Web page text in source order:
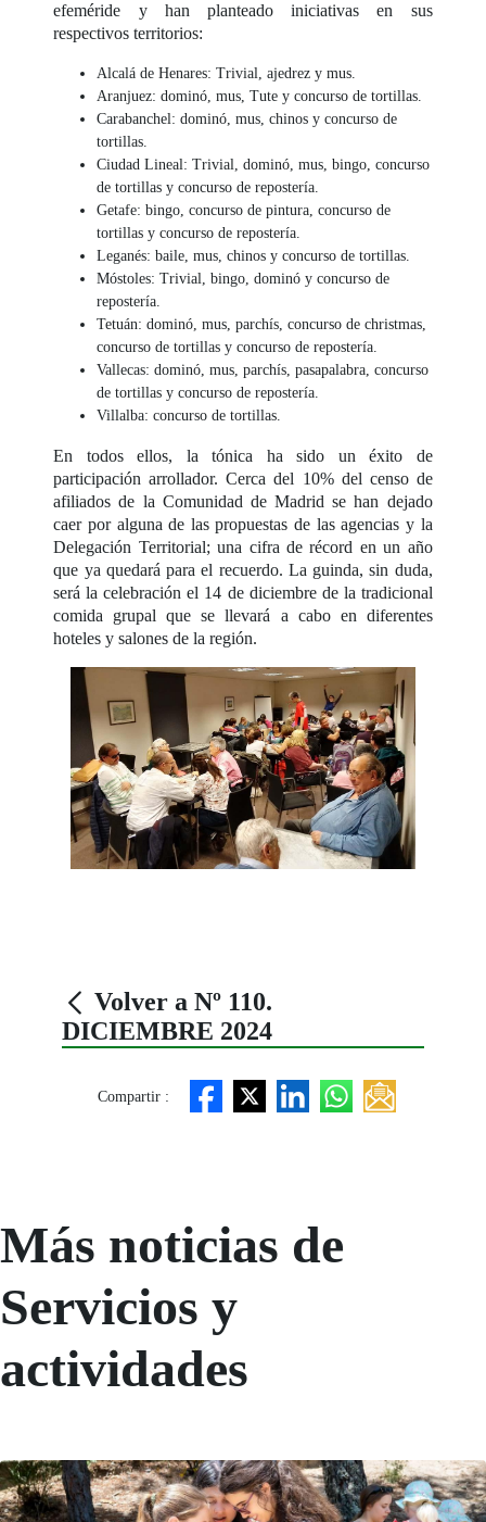
efeméride y han planteado iniciativas en sus
respectivos territorios:
Alcalá de Henares: Trivial, ajedrez y mus.
Aranjuez: dominó, mus, Tute y concurso de tortillas.
Carabanchel: dominó, mus, chinos y concurso de
tortillas.
Ciudad Lineal: Trivial, dominó, mus, bingo, concurso
de tortillas y concurso de repostería.
Getafe: bingo, concurso de pintura, concurso de
tortillas y concurso de repostería.
Leganés: baile, mus, chinos y concurso de tortillas.
Móstoles: Trivial, bingo, dominó y concurso de
repostería.
Tetuán: dominó, mus, parchís, concurso de christmas,
concurso de tortillas y concurso de repostería.
Vallecas: dominó, mus, parchís, pasapalabra, concurso
de tortillas y concurso de repostería.
Villalba: concurso de tortillas.
En todos ellos, la tónica ha sido un éxito de
participación arrollador. Cerca del 10% del censo de
afiliados de la Comunidad de Madrid se han dejado
caer por alguna de las propuestas de las agencias y la
Delegación Territorial; una cifra de récord en un año
que ya quedará para el recuerdo. La guinda, sin duda,
será la celebración el 14 de diciembre de la tradicional
comida grupal que se llevará a cabo en diferentes
hoteles y salones de la región.
Volver a Nº 110.
DICIEMBRE 2024
Compartir :
Más noticias de
Servicios y
actividades